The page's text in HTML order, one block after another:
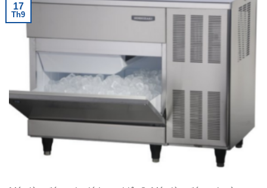
17
Th9